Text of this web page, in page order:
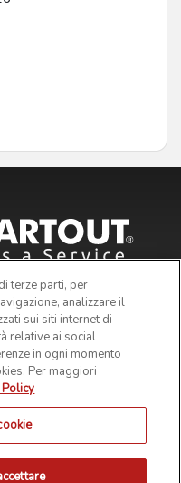
HUB - Via Consiglio dei
di San Marino - Codice
Registro Società n° 6210
attività e-commerce n°
terze parti, per
analizzare il
sui siti internet di
relative ai social
in ogni momento
Per maggiori